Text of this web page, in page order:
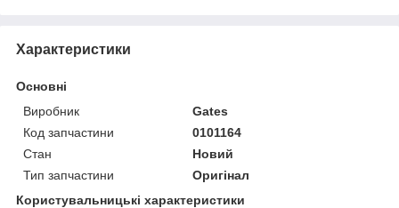
Характеристики
Основні
Виробник
Gates
Код запчастини
0101164
Стан
Новий
Тип запчастини
Оригінал
Користувальницькі характеристики